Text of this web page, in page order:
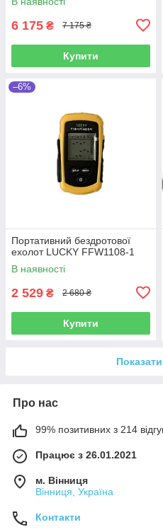
6 175 ₴ 7 175 ₴
Купити
–6%
Портативний бездротової
ехолот LUCKY FFW1108-1
В наявності
2 529 ₴ 2 680 ₴
Купити
Про нас
99% позитивних з 214
Працює з 26.01.2021
м. Вінниця
Вінниця, Україна
Контакти